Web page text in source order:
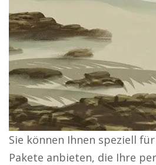
Sie können Ihnen speziell
Pakete anbieten, die Ihre